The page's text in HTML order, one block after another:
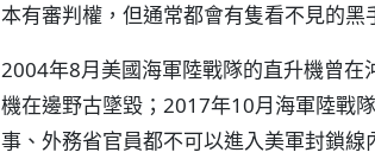
本有審判權，但通常都會有隻看不見的黑
2004年8月美國海軍陸戰隊的直升機曾
機在邊野古墜毀；2017年10月海軍陸戰
事、外務省官員都不可以進入美軍封鎖